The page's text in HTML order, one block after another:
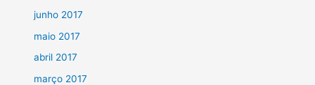
junho 2017
maio 2017
abril 2017
março 2017